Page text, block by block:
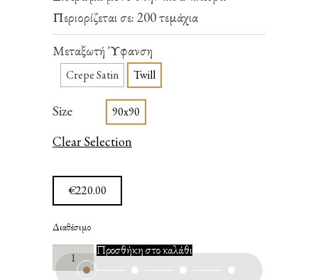
Περιορίζεται σε: 200 τεμάχια
Μεταξωτή Ύφανση
Crepe Satin Twill
Size 90x90
Clear Selection
€220.00
Διαθέσιμο
A
Birth
of
Προσθήκη στο καλάθι